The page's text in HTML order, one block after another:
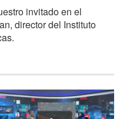
invitado en el
director del Instituto